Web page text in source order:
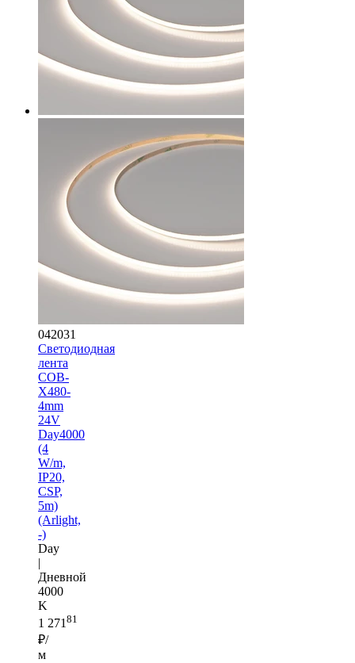
042031
Светодиодная
лента
COB-
X480-
4mm
24V
Day4000
(4
W/m,
IP20,
CSP,
5m)
(Arlight,
-)
Day
|
Дневной
4000
K
1 271 81
₽/
м